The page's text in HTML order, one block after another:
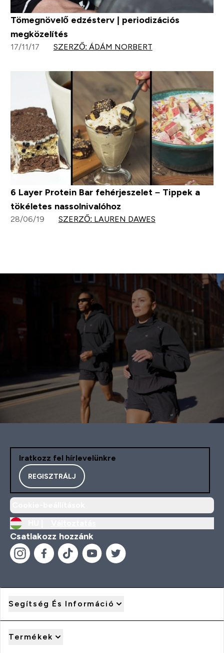
Tömegnövelő edzésterv | periodizációs
megközelítés
17/11/17 SZERZŐ: ÁDÁM NORBERT
6 Layer Protein Bar fehérjeszelet – Tippek a
tökéletes nassolnivalóhoz
28/06/19 SZERZŐ: LAUREN DAWES
Iratkozz fel hírlevelünkre
REGISZTRÁLJ
Csatlakozz hozzánk
Segítség És Információ
Termékek